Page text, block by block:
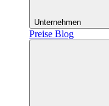
Unternehmen
Preise Blog